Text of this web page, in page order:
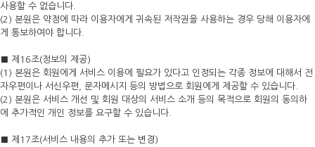
사용할 수 없습니다.
(2) 본원은 약정에 따라 이용자에게 귀속된 저작권을 사용하는 경우 당해 이용자에
게 통보하여야 합니다.
■ 제16조(정보의 제공)
(1) 본원은 회원에게 서비스 이용에 필요가 있다고 인정되는 각종 정보에 대해서 전
자우편이나 서신우편, 문자메시지 등의 방법으로 회원에게 제공할 수 있습니다.
(2) 본원은 서비스 개선 및 회원 대상의 서비스 소개 등의 목적으로 회원의 동의하
에 추가적인 개인 정보를 요구할 수 있습니다.
■ 제17조(서비스 내용의 추가 또는 변경)